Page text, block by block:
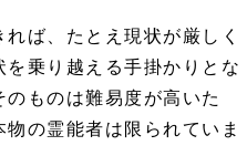
ば、たとえ現状が厳しく
乗り越える手掛かりとな
ものは難易度が高いた
の霊能者は限られていま